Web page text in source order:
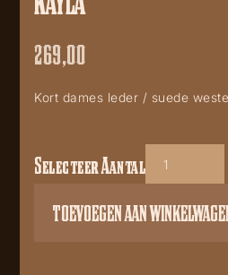
269,00
Kort dames leder / suede
Kayla
Selecteer Aantal
TOEVOEGEN AAN